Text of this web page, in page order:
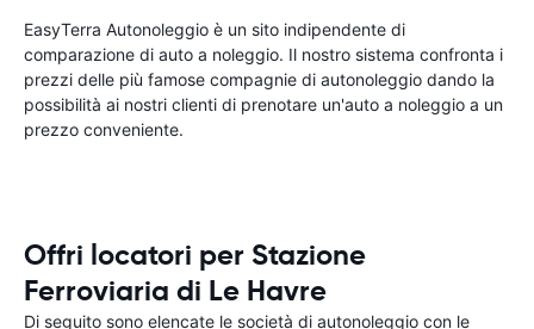
EasyTerra Autonoleggio è un sito indipendente di
comparazione di auto a noleggio. Il nostro sistema confronta i
prezzi delle più famose compagnie di autonoleggio dando la
possibilità ai nostri clienti di prenotare un'auto a noleggio a un
prezzo conveniente.
Offri locatori per Stazione
Ferroviaria di Le Havre
Di seguito sono elencate le società di autonoleggio con le